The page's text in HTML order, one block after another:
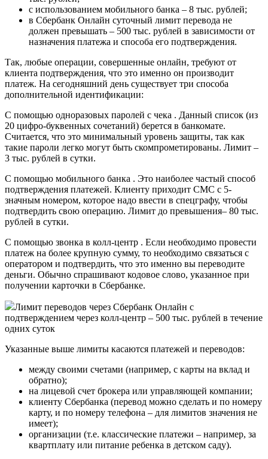
с использованием мобильного банка – 8 тыс. рублей;
в Сбербанк Онлайн суточный лимит перевода не
должен превышать – 500 тыс. рублей в зависимости от
назначения платежа и способа его подтверждения.
Так, любые операции, совершенные онлайн, требуют от
клиента подтверждения, что это именно он производит
платеж. На сегодняшний день существует три способа
дополнительной идентификации:
С помощью одноразовых паролей с чека . Данный список (из
20 цифро-буквенных сочетаний) берется в банкомате.
Считается, что это минимальный уровень защиты, так как
такие пароли легко могут быть скомпрометированы. Лимит –
3 тыс. рублей в сутки.
С помощью мобильного банка . Это наиболее частый способ
подтверждения платежей. Клиенту приходит СМС с 5-
значным номером, которое надо ввести в спецграфу, чтобы
подтвердить свою операцию. Лимит до превышения– 80 тыс.
рублей в сутки.
С помощью звонка в колл-центр . Если необходимо провести
платеж на более крупную сумму, то необходимо связаться с
оператором и подтвердить, что это именно вы переводите
деньги. Обычно спрашивают кодовое слово, указанное при
получении карточки в Сбербанке.
Лимит переводов через Сбербанк Онлайн с
подтверждением через колл-центр – 500 тыс. рублей в течение
одних суток
Указанные выше лимиты касаются платежей и переводов:
между своими счетами (например, с карты на вклад и
обратно);
на лицевой счет брокера или управляющей компании;
клиенту Сбербанка (перевод можно сделать и по номеру
карту, и по номеру телефона – для лимитов значения не
имеет);
организации (т.е. классические платежи – например, за
квартплату или питание ребенка в детском саду).